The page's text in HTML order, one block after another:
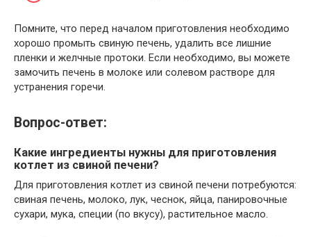
Помните, что перед началом приготовления необходимо
хорошо промыть свиную печень, удалить все лишние
пленки и желчные протоки. Если необходимо, вы можете
замочить печень в молоке или солевом растворе для
устранения горечи.
Вопрос-ответ:
Какие ингредиенты нужны для приготовления
котлет из свиной печени?
Для приготовления котлет из свиной печени потребуются:
свиная печень, молоко, лук, чеснок, яйца, панировочные
сухари, мука, специи (по вкусу), растительное масло.